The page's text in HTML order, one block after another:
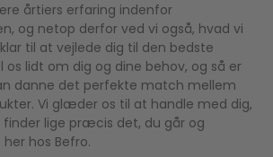
årtiers erfaring indenfor
og netop derfor ved vi også, hvad vi
til at vejlede dig til den bedste
lidt om dig og dine behov, og så er
danne det perfekte match mellem
Vi glæder os til at handle med dig,
finder lige præcis det, du går og
hos Befro.